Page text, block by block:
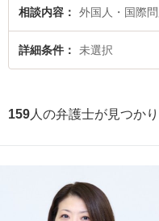
土日や夜間に発生した国際離婚
『国際離婚のトラブル解決の実績
談無料で国際離婚を法律相談で
相談内容 外国人・国際
詳細条件 未選択
159 人の弁護士が見つか